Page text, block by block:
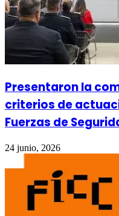
Presentaron la
criterios de
Fuerzas de
24 junio, 2026